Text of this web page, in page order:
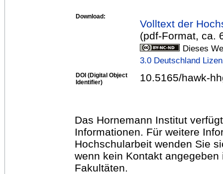
Download:
Volltext der
(pdf-Format, ca.
Dieses
3.0 Deutschland
DOI (Digital Object
Identifier)
10.5165/hawk-
Das Hornemann Institut
Informationen. Für weitere
Hochschularbeit wenden Sie
wenn kein Kontakt
Fakultäten.